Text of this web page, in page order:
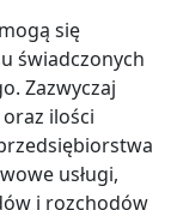
się
świadczonych
Zazwyczaj
ilości
usługi,
i rozchodów